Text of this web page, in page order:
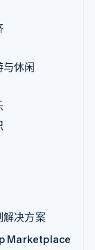
休闲
解决方案
Marketplace